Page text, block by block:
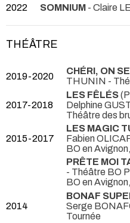
2022
SOMNIUM - Claire
THÉÂTRE
2019-2020 CHÉRI, ON
THUNIN -
2017-2018
LES FÊLÉS
Delphine
Théâtre des
2015-2017
LES MAGIC
Fabien
BO en
PRÊTE MOI
- Théâtre BO
BO en
2014
BONAF
Serge
Tournée